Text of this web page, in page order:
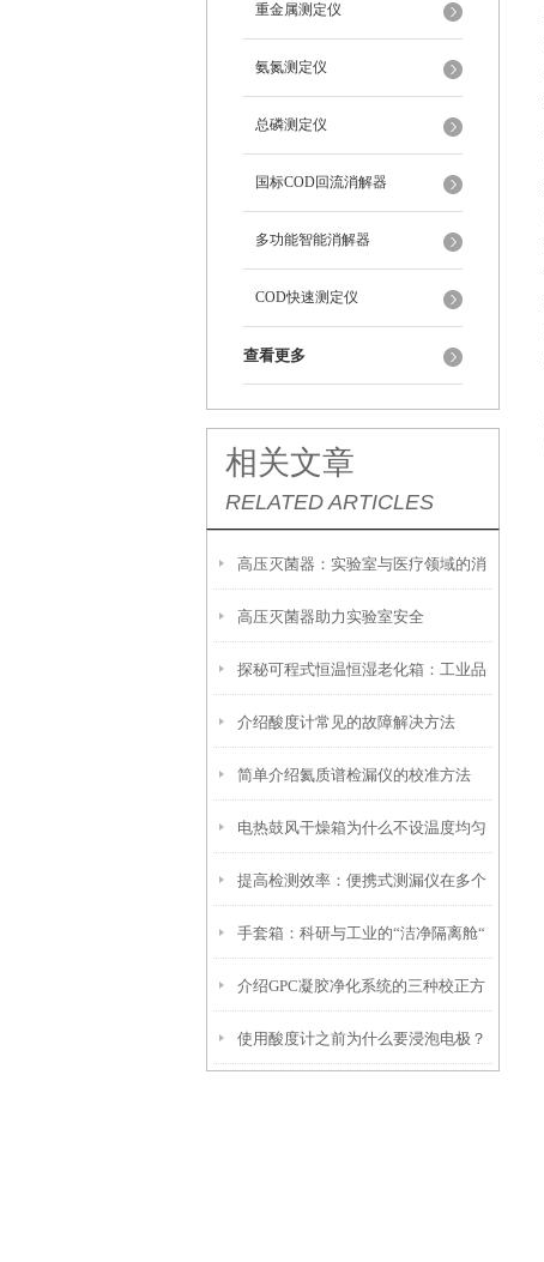
重金属测定仪
氨氮测定仪
总磷测定仪
国标COD回流消解器
多功能智能消解器
COD快速测定仪
查看更多
相关文章
RELATED ARTICLES
高压灭菌器：实验室与医疗领域的消
毒卫士
高压灭菌器助力实验室安全
探秘可程式恒温恒湿老化箱：工业品
质检测的幕后英雄
介绍酸度计常见的故障解决方法
简单介绍氦质谱检漏仪的校准方法
电热鼓风干燥箱为什么不设温度均匀
度参数？
提高检测效率：便携式测漏仪在多个
行业中的应用
手套箱：科研与工业的“洁净隔离舱“
介绍GPC凝胶净化系统的三种校正方
法
使用酸度计之前为什么要浸泡电极？